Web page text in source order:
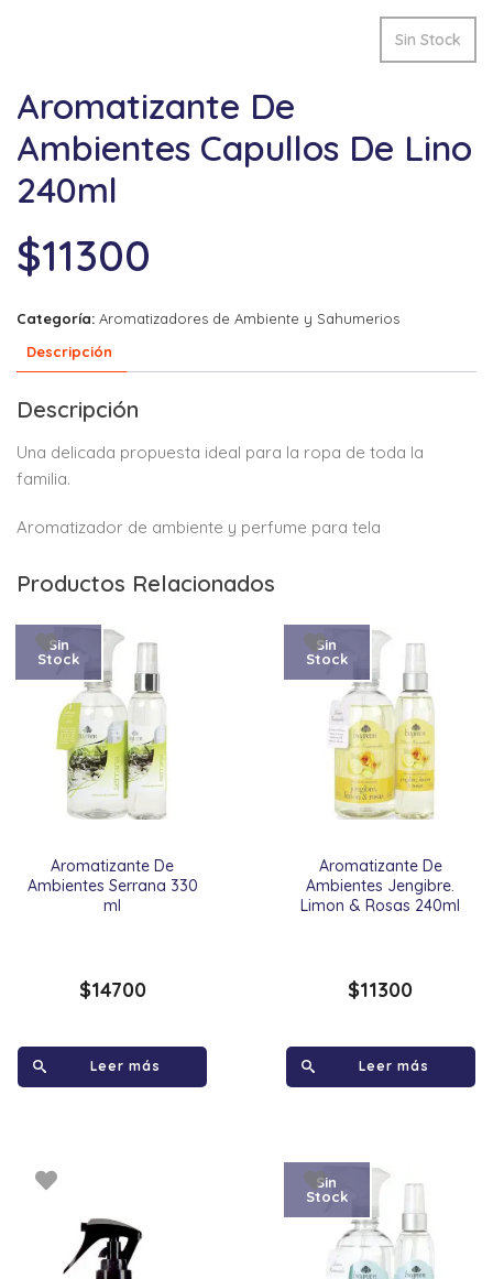
Sin Stock
Aromatizante De
Ambientes Capullos De Lino
240ml
$11300
Categoría: Aromatizadores de Ambiente y Sahumerios
Descripción
Descripción
Una delicada propuesta ideal para la ropa de toda la
familia.
Aromatizador de ambiente y perfume para tela
Productos Relacionados
Aromatizante De
Ambientes Serrana 330
ml
Sin
Stock
$14700
Leer más
Aromatizante De
Ambientes Jengibre.
Limon & Rosas 240ml
Sin
Stock
$11300
Leer más
Sin
Stock